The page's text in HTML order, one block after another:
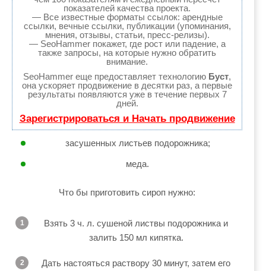
показателей качества проекта.
— Все известные форматы ссылок: арендные
ссылки, вечные ссылки, публикации (упоминания,
мнения, отзывы, статьи, пресс-релизы).
— SeoHammer покажет, где рост или падение, а
также запросы, на которые нужно обратить
внимание.
SeoHammer еще предоставляет технологию Буст,
она ускоряет продвижение в десятки раз, а первые
результаты появляются уже в течение первых 7
дней.
Зарегистрироваться и Начать продвижение
засушенных листьев подорожника;
меда.
Что бы приготовить сироп нужно:
Взять 3 ч. л. сушеной листвы подорожника и
залить 150 мл кипятка.
Дать настояться раствору 30 минут, затем его